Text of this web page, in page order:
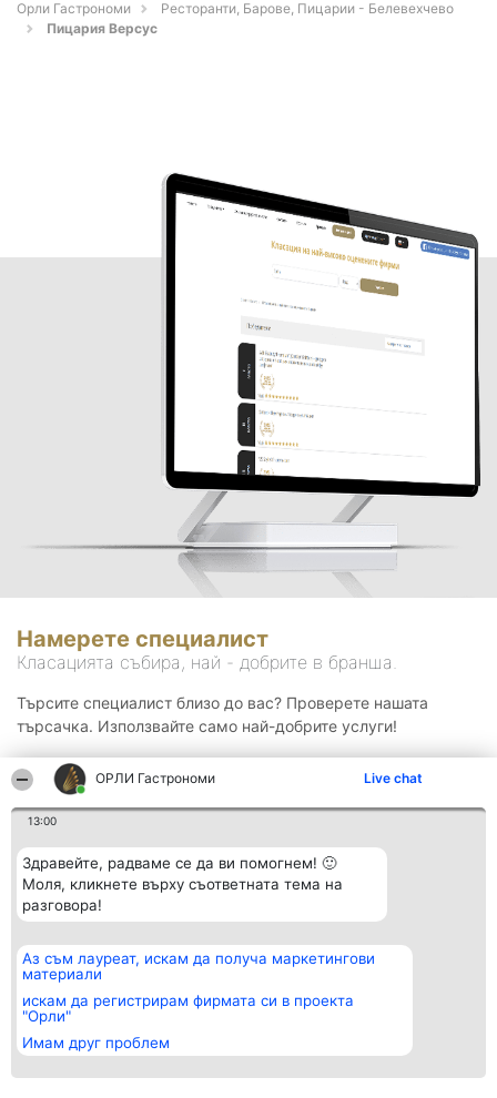
ОРЛИ Гастрономи Live chat
13:00
Здравейте, радваме се да ви помогнем! 🙂
Моля, кликнете върху съответната тема на
разговора!
Аз съм лауреат, искам да получа маркетингови
материали
искам да регистрирам фирмата си в проекта
"Орли"
Имам друг проблем
Орли Гастрономи
Ресторанти, Барове, Пицарии - Белевехчево
Пицария Версус
Намерете специалист
Класацията събира, най - добрите в бранша.
Търсите специалист близо до вас? Проверете нашата
търсачка. Използвайте само най-добрите услуги!
Организатор на
класиране
BulevardulAleea Timișul De
Sus Nr. 2, Bl. A30, Sc. A, Et.
4, Ap. 13
București 53-238
Класация
всички
Статут/Устав
Контакти